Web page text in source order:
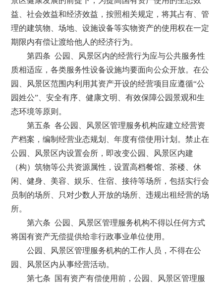
益、社会效益和经济效益，按照相关规定，将其占有、管
理的建筑物、场地、设施设备等实物资产的使用权在一定
期限内有偿让渡给他人的经济行为。
第四条 公园、风景区内的经营行为应与公共服务性
质相适应，各类服务性设备设施均要面向公众开放。在公
园、风景区范围内利用其资产开设的经营项目应遵循“公
园姓公”、安全有序、健康文明、有效保障公园景观和生
态环境等原则。
第五条 各公园、风景区管理服务机构应建立经营资
产档案，编制经营业态规划、年度有偿使用计划。禁止在
公园、风景区内设置会所，即改变公园、风景区内建
（构）筑物等公共资源属性，设置高档餐馆、茶楼、休
闲、健身、美容、娱乐、住宿、接待等场所，包括实行会
员制的场所、只对少数人开放的场所、违规出租经营的场
所。
第六条 公园、风景区管理服务机构不得以任何方式
将国有资产无偿提供给非行政事业单位使用。
公园、风景区管理服务机构的工作人员，不得在公
园、风景区内从事经营活动。
第七条 国有资产有偿使用前，公园、风景区管理服